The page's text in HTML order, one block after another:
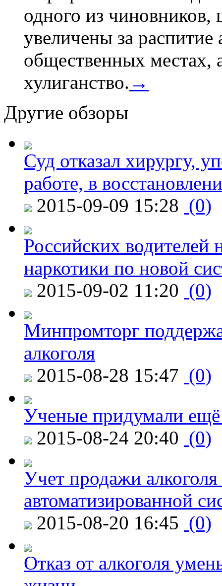
одного из
увеличены за распитие
общественных местах,
хулиганство. →
Другие обзоры
Суд отказал хирургу,
работе, в
2015-09-09 15:28 (0)
Российских водителей
наркотики по новой
2015-09-02 11:20 (0)
Минпромторг
алкоголя
2015-08-28 15:47 (0)
Ученые придумали ещё
2015-08-24 20:40 (0)
Учет продажи
автоматизированной
2015-08-20 16:45 (0)
Отказ от алкоголя